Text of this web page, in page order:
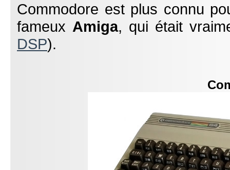
Commodore est plus connu
fameux Amiga, qui était
DSP).